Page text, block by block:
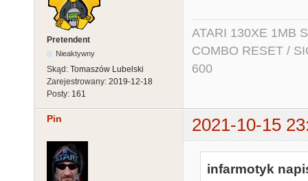
Pretendent
Nieaktywny
Skąd: Tomaszów Lubelski
Zarejestrowany: 2019-12-18
Posty: 161
ATARI 130XE 1MB
COMBO RESET /
600
Pin 2021-10-15
infarmotyk